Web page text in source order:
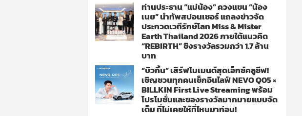
ท่านประธาน “แม่น้อง” ควงแขน “น้อง
เนย” นำทัพสปอนเซอร์ แถลงข่าวจัด
ประกวดเวทีรักษ์โลก Miss & Mister
Earth Thailand 2026 ภายใต้แนวคิด
“REBIRTH” ชิงรางวัลรวมกว่า 1.7 ล้าน
บาท
“บิวกิ้น” เสิร์ฟโมเมนต์สุดเอ็กซ์คลูซีฟ!
เชิญชวนทุกคนเช็กอินไลฟ์ NEVO Q05 ×
BILLKIN First Live Streaming พร้อม
โปรโมชั่นและของรางวัลมากมายแบบจัด
เต็ม ที่ไม่เคยให้ที่ไหนมาก่อน!